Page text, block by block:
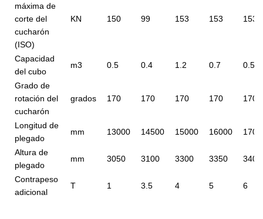
máxima de
corte del
cucharón
(ISO)
KN 150 99 153 153 153
Capacidad
del cubo
m3 0.5 0.4 1.2 0.7 0.5
Grado de
rotación del
cucharón
grados 170 170 170 170 170
Longitud de
plegado
mm 13000 14500 15000 16000
Altura de
plegado
mm 3050 3100 3300 3350 3400
Contrapeso
adicional
T 1 3.5 4 5 6